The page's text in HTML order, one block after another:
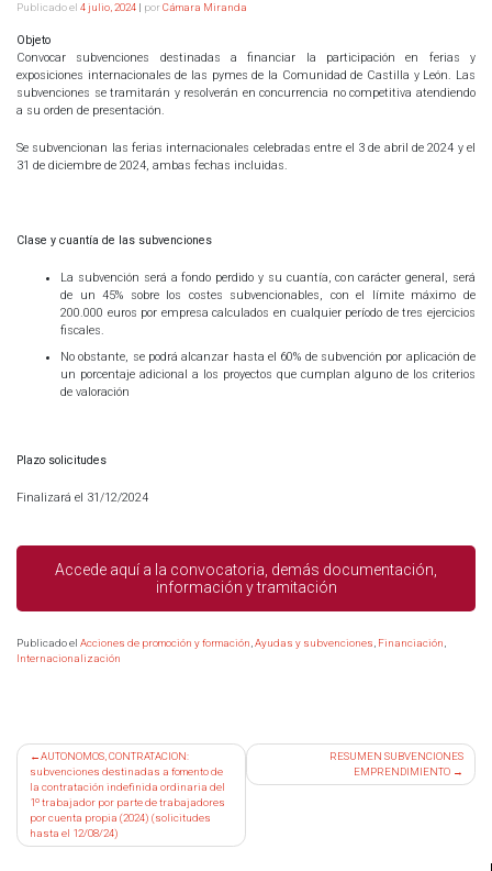
Publicado el 4 julio, 2024 | porCámara Miranda
Objeto
Convocar subvenciones destinadas a financiar la participación en ferias y
exposiciones internacionales de las pymes de la Comunidad de Castilla y León. Las
subvenciones se tramitarán y resolverán en concurrencia no competitiva atendiendo
a su orden de presentación.
Se subvencionan las ferias internacionales celebradas entre el 3 de abril de 2024 y el
31 de diciembre de 2024, ambas fechas incluidas.
Clase y cuantía de las subvenciones
La subvención será a fondo perdido y su cuantía, con carácter general, será
de un 45% sobre los costes subvencionables, con el límite máximo de
200.000 euros por empresa calculados en cualquier período de tres ejercicios
fiscales.
No obstante, se podrá alcanzar hasta el 60% de subvención por aplicación de
un porcentaje adicional a los proyectos que cumplan alguno de los criterios
de valoración
Plazo solicitudes
Finalizará el 31/12/2024
Accede aquí a la convocatoria, demás documentación,
información y tramitación
Publicado el Acciones de promoción y formación Ayudas y subvenciones Financiación
Internacionalización
Navegación
de
entradas
AUTONOMOS, CONTRATACION:
subvenciones destinadas a fomento de
la contratación indefinida ordinaria del
1º trabajador por parte de trabajadores
por cuenta propia (2024) (solicitudes
hasta el 12/08/24)
RESUMEN SUBVENCIONES
EMPRENDIMIENTO